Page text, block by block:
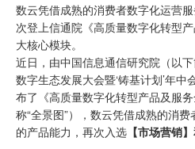
数云凭借成熟的消费者数字化运营
次登上信通院《高质量数字化转型
大核心模块。
近日，由中国信息通信研究院（以
数字生态发展大会暨‘铸基计划’年
布了《高质量数字化转型产品及服
称“全景图”），数云凭借成熟的消
的产品能力，再次入选 【市场营销